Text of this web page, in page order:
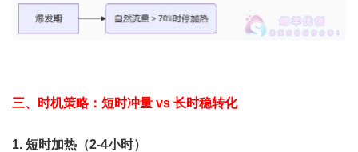
三、时机策略：短时冲量 vs 长时稳转化
1. 短时加热（2-4小时）